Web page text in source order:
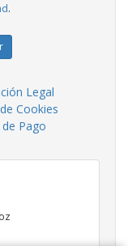
.
Legal
Cookies
Pago